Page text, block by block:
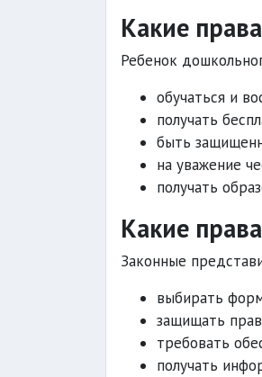
Какие
Ребенок
обучаться и
получать
быть
на уважение
получать
Какие
Законные
выбирать
защищать
требовать
получать